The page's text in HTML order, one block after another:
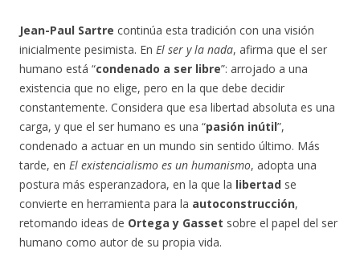
Jean-Paul Sartre continúa esta tradición con una visión
inicialmente pesimista. En El ser y la nada, afirma que el ser
humano está “condenado a ser libre”: arrojado a una
existencia que no elige, pero en la que debe decidir
constantemente. Considera que esa libertad absoluta es una
carga, y que el ser humano es una “pasión inútil”,
condenado a actuar en un mundo sin sentido último. Más
tarde, en El existencialismo es un humanismo, adopta una
postura más esperanzadora, en la que la libertad se
convierte en herramienta para la autoconstrucción,
retomando ideas de Ortega y Gasset sobre el papel del ser
humano como autor de su propia vida.